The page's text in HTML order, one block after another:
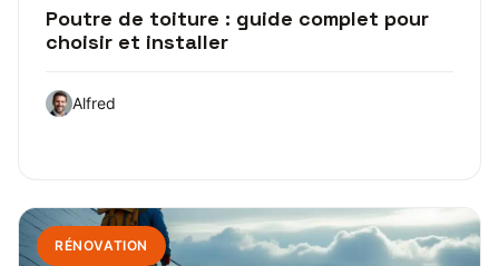
Poutre de toiture : guide complet pour
choisir et installer
Alfred
RÉNOVATION